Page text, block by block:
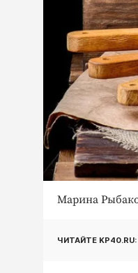
Марина
ЧИТАЙТЕ KP40.RU: